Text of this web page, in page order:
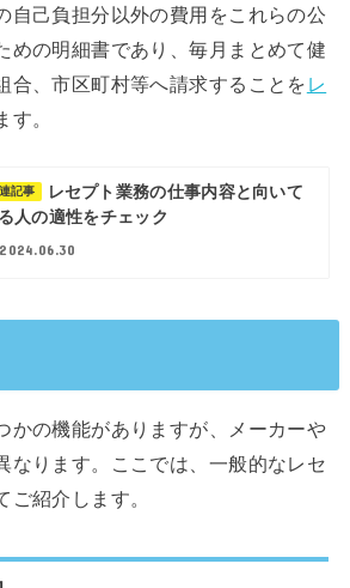
自己負担分以外の費用をこれらの公
めの明細書であり、毎月まとめて健
合、市区町村等へ請求することを レ
す。
記事
レセプト業務の仕事内容と向いて
人の適性をチェック
2024.06.30
かの機能がありますが、メーカーや
なります。ここでは、一般的なレセ
ご紹介します。